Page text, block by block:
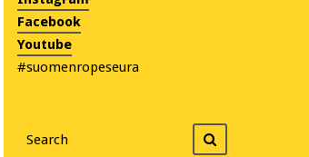
Facebook
Youtube
#suomenropeseura
for